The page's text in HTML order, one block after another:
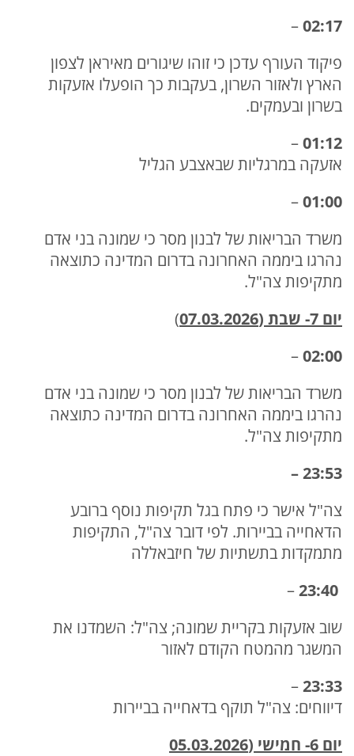
02:17
–
פיקוד העורף עדכן כי זוהו שיגורים מאיראן לצפון
הארץ ולאזור השרון, בעקבות כך הופעלו אזעקות
בשרון ובעמקים.
01:12
–
אזעקה במרגליות שבאצבע הגליל
01:00
–
משרד הבריאות של לבנון מסר כי שמונה בני אדם
נהרגו ביממה האחרונה בדרום המדינה כתוצאה
מתקיפות צה"ל.
יום 7- שבת (07.03.2026
)
02:00
–
משרד הבריאות של לבנון מסר כי שמונה בני אדם
נהרגו ביממה האחרונה בדרום המדינה כתוצאה
מתקיפות צה"ל.
23:53 –
צה"ל אישר כי פתח בגל תקיפות נוסף ברובע
הדאחייה בביירות. לפי דובר צה"ל, התקיפות
מתמקדות בתשתיות של חיזבאללה
23:40
–
שוב אזעקות בקריית שמונה; צה"ל: השמדנו את
המשגר מהמטח הקודם לאזור
23:33
–
דיווחים: צה"ל תוקף בדאחייה בביירות
יום 6- חמישי (05.03.2026